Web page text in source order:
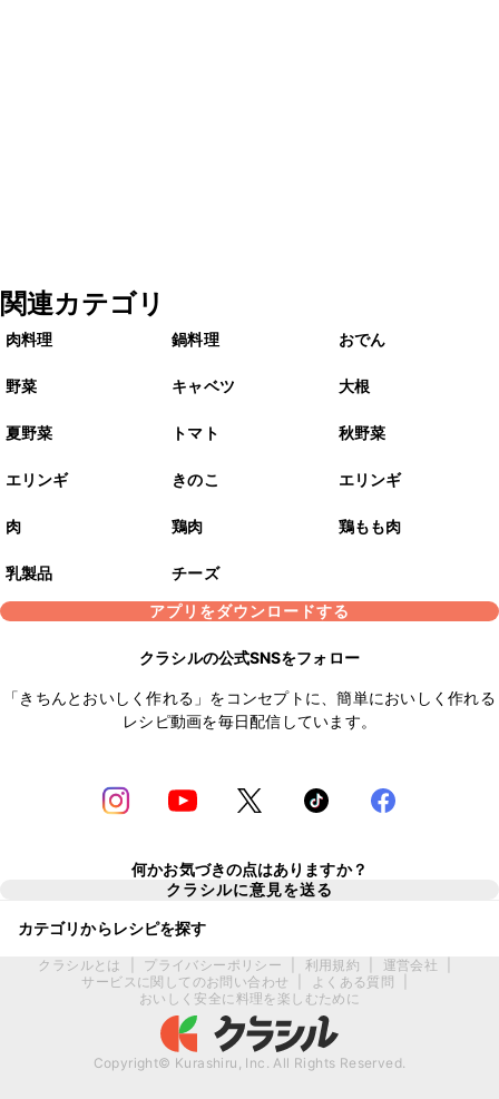
関連カテゴリ
肉料理 鍋料理 おでん
野菜 キャベツ 大根
夏野菜 トマト 秋野菜
エリンギ きのこ エリンギ
肉 鶏肉 鶏もも肉
乳製品
チーズ
アプリをダウンロードする
クラシルの公式SNSをフォロー
「きちんとおいしく作れる」をコンセプトに、簡単においしく作れる
レシピ動画を毎日配信しています。
何かお気づきの点はありますか？
クラシルに意見を送る
カテゴリからレシピを探す
クラシルとは プライバシーポリシー 利用規約 運営会社
サービスに関してのお問い合わせ
よくある質問
おいしく安全に料理を楽しむために
Copyright© Kurashiru, Inc. All Rights Reserved.